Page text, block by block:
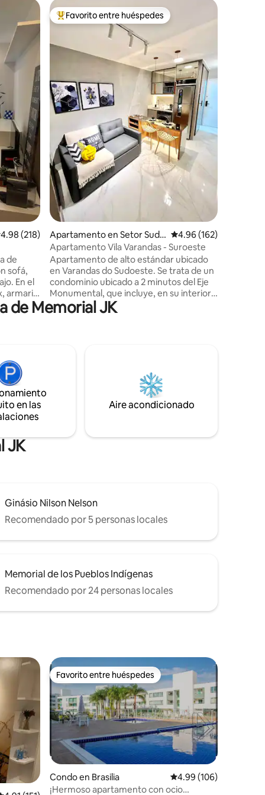
promedio: 4.98 de 5, 218 reseñas
4.98 (218)
de
el
armario
Favorito entre huéspedes preferido
Favorito entre huéspedes
Apartamento en Setor Sudo
este
Calificación promedio:
4.96 (162)
Apartamento Vila Varandas - Suroeste
Apartamento de alto estándar ubicado
en Varandas do Sudoeste. Se trata de un
condominio ubicado a 2 minutos del Eje
Monumental, que incluye, en su interior,
varios servicios como cafetería;
lavandería; salón de belleza; barbacoa;
lavadora y secadora; TV 43", con
streamings; cama doble; sofá cama; y
aire acondicionado. Ubicación céntrica y
cómoda para hasta 4 personas.
de Memorial JK
en las
Aire acondicionado
JK
Ginásio Nilson Nelson
Recomendado por 5 personas locales
Memorial de los Pueblos Indígenas
Recomendado por 24 personas locales
Favorito entre huéspedes
Favorito entre huéspedes
Condo en Brasilia Calificación promedio:
4.99 (106)
¡Hermoso apartamento con ocio